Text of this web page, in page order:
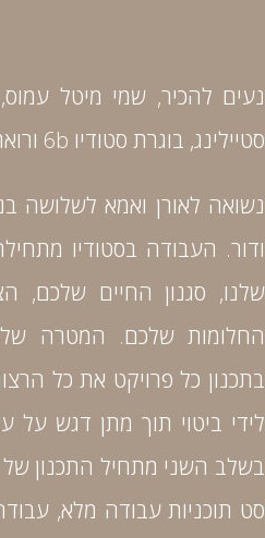
נעים להכיר, שמי מיטל
סטיילינג, בוגרת סטודיו 6b ורואת חשבון בעברי.
נשואה לאורן ואמא לשלושה
ודור. העבודה בסטודיו
שלנו, סגנון החיים שלכם,
החלומות שלכם. המטרה שלי
בתכנון כל פרויקט את כל
לידי ביטוי תוך מתן דגש על
בשלב השני מתחיל התכנון
סט תוכניות עבודה מלא,